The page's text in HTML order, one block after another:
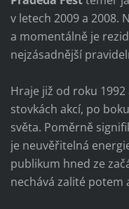
v letech 2009 a 2008.
a momentálně je
nejzásadnější
Hraje již od roku
stovkách akcí, po
světa. Poměrně
je neuvěřitelná
publikum hned ze
nechává zalité potem